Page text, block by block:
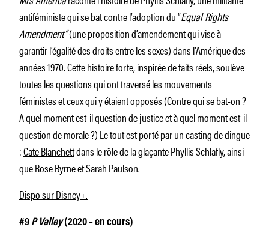
antiféministe qui se bat contre l’adoption du “Equal Rights
Amendment”(une proposition d’amendement qui vise à
garantir l’égalité des droits entre les sexes) dans l’Amérique des
années 1970. Cette histoire forte, inspirée de faits réels, soulève
toutes les questions qui ont traversé les mouvements
féministes et ceux qui y étaient opposés (Contre qui se bat-on ?
A quel moment est-il question de justice et à quel moment est-il
question de morale ?) Le tout est porté par un casting de dingue
:Cate Blanchettdans le rôle de la glaçante Phyllis Schlafly, ainsi
que Rose Byrne et Sarah Paulson.
Dispo sur Disney+.
#9 P Valley(2020 – en cours)